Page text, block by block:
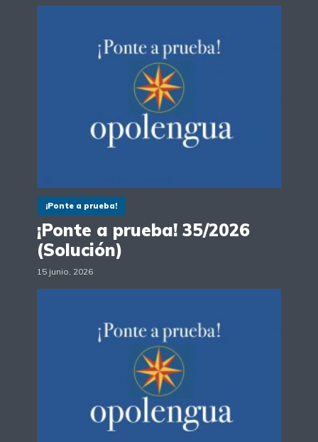
¡Ponte a prueba!
¡Ponte a prueba! 35/2026
(Solución)
15 junio, 2026